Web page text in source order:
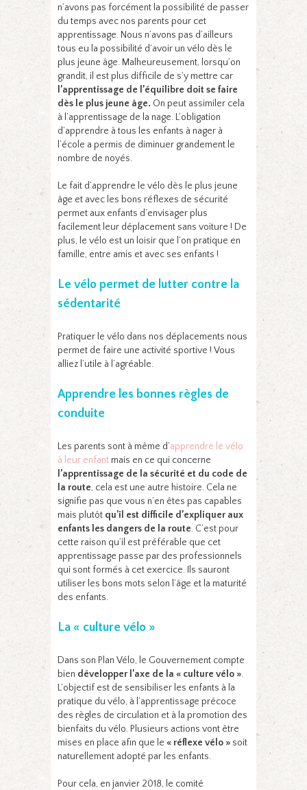
n’avons pas forcément la possibilité de passer
du temps avec nos parents pour cet
apprentissage. Nous n’avons pas d’ailleurs
tous eu la possibilité d’avoir un vélo dès le
plus jeune âge. Malheureusement, lorsqu’on
grandit, il est plus difficile de s’y mettre car
l’apprentissage de l’équilibre doit se faire
dès le plus jeune âge. On peut assimiler cela
à l’apprentissage de la nage. L’obligation
d’apprendre à tous les enfants à nager à
l’école a permis de diminuer grandement le
nombre de noyés.
Le fait d’apprendre le vélo dès le plus jeune
âge et avec les bons réflexes de sécurité
permet aux enfants d’envisager plus
facilement leur déplacement sans voiture ! De
plus, le vélo est un loisir que l’on pratique en
famille, entre amis et avec ses enfants !
Le vélo permet de lutter contre la
sédentarité
Pratiquer le vélo dans nos déplacements nous
permet de faire une activité sportive ! Vous
alliez l’utile à l’agréable.
Apprendre les bonnes règles de
conduite
Les parents sont à même d’apprendre le vélo
à leur enfant mais en ce qui concerne
l’apprentissage de la sécurité et du code de
la route, cela est une autre histoire. Cela ne
signifie pas que vous n’en êtes pas capables
mais plutôt qu’il est difficile d’expliquer aux
enfants les dangers de la route. C’est pour
cette raison qu’il est préférable que cet
apprentissage passe par des professionnels
qui sont formés à cet exercice. Ils sauront
utiliser les bons mots selon l’âge et la maturité
des enfants.
La « culture vélo »
Dans son Plan Vélo, le Gouvernement compte
bien développer l’axe de la « culture vélo ».
L’objectif est de sensibiliser les enfants à la
pratique du vélo, à l’apprentissage précoce
des règles de circulation et à la promotion des
bienfaits du vélo. Plusieurs actions vont être
mises en place afin que le « réflexe vélo » soit
naturellement adopté par les enfants.
Pour cela, en janvier 2018, le comité